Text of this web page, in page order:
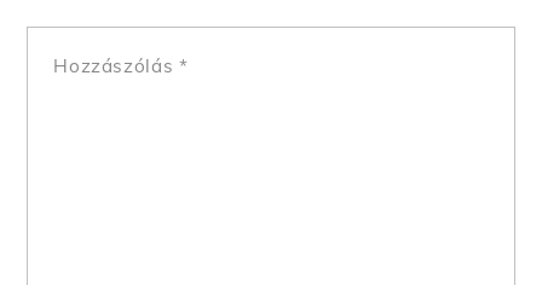
Hozzászólás *